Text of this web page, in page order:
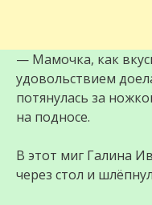
— Мамочка, как
удовольствием
потянулась за
на подносе.
В этот миг Галина
через стол и